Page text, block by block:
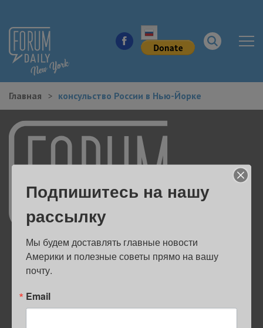
НОВОСТИ ГОРОДА
КУДА ПОЙТИ В ГОРОДЕ
ЗДОРОВЬЕ
РАБОТА И БИЗНЕС
ЖИЛЬЕ
ОБРАЗОВАНИЕ
Главная консульство России в Нью-Йорке
Подпишитесь на нашу
рассылку
Мы будем доставлять главные новости
Америки и полезные советы прямо на вашу
почту.
Email